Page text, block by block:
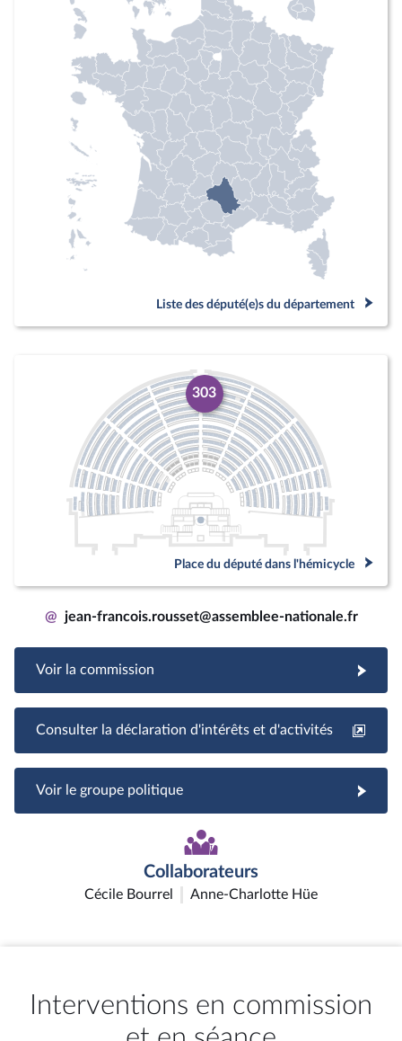
Liste des député(e)s du département
303
Place du député dans l'hémicycle
@ jean-francois.rousset@assemblee-nationale.fr
Voir la commission
Consulter la déclaration d'intérêts et d'activités
Voir le groupe politique
Collaborateurs
Cécile Bourrel Anne-Charlotte Hüe
Interventions en commission